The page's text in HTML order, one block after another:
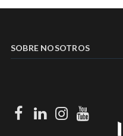
SOBRE NOSOTROS
Facebook
LinkedInInstagram